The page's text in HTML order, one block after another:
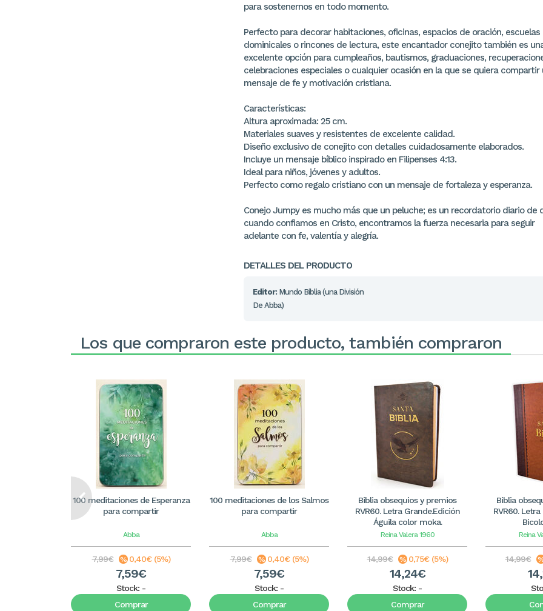
para sostenernos en todo momento.
Perfecto para decorar habitaciones, oficinas, espacios de oración, escuelas
dominicales o rincones de lectura, este encantador conejito también es
excelente opción para cumpleaños, bautismos, graduaciones,
celebraciones especiales o cualquier ocasión en la que se quiera compartir
mensaje de fe y motivación cristiana.
Características:
Altura aproximada: 25 cm.
Materiales suaves y resistentes de excelente calidad.
Diseño exclusivo de conejito con detalles cuidadosamente elaborados.
Incluye un mensaje bíblico inspirado en Filipenses 4:13.
Ideal para niños, jóvenes y adultos.
Perfecto como regalo cristiano con un mensaje de fortaleza y esperanza.
Conejo Jumpy es mucho más que un peluche; es un recordatorio diario de
cuando confiamos en Cristo, encontramos la fuerza necesaria para seguir
adelante con fe, valentía y alegría.
DETALLES DEL PRODUCTO
Editor: Mundo Biblia (una División
De Abba)
Los que compraron este producto, también compraron
100 meditaciones de Esperanza
para compartir
Abba
7,99€ 0,40€ (5%)
7,59€
Stock: -
Comprar
100 meditaciones de los Salmos
para compartir
Abba
7,99€ 0,40€ (5%)
7,59€
Stock: -
Comprar
Biblia obsequios y premios
RVR60. Letra Grande.Edición
Águila color moka.
Reina Valera 1960
14,99€ 0,75€ (5%)
14,24€
Stock: -
Comprar
Biblia
RVR60.
Reina
14,99€